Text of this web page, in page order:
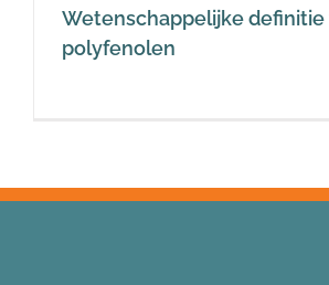
Wetenschappelijke definitie
polyfenolen